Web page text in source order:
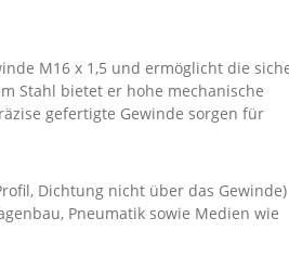
M16 x 1,5 und ermöglicht die
Stahl bietet er hohe mechanische
gefertigte Gewinde sorgen für
Dichtung nicht über das Gewinde)
Pneumatik sowie Medien wie